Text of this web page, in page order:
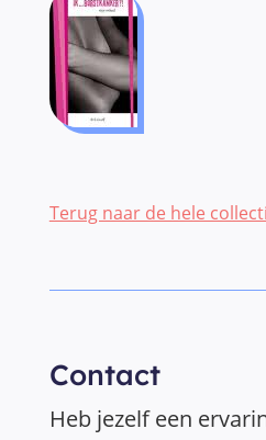
Terug naar de hele
Contact
Heb jezelf een